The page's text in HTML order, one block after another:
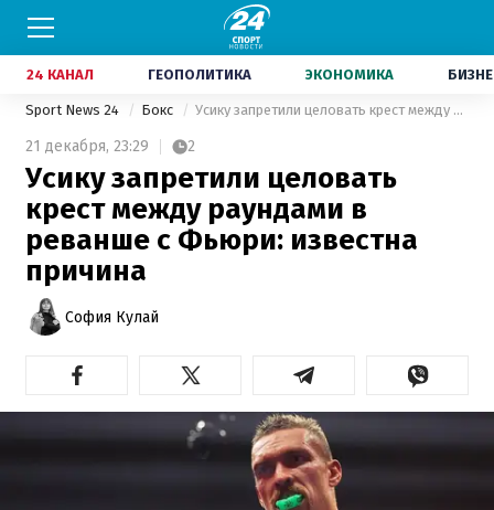
24 КАНАЛ ГЕОПОЛИТИКА ЭКОНОМИКА
Sport News 24 Бокс Усику запретили целовать крест между раундами в реванше с Фьюри: известна причина
21 декабря, 23:29 2
Усику запретили целовать
крест между раундами в
реванше с Фьюри: известна
причина
София Кулай